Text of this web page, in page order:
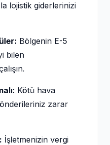
lojistik giderlerinizi
Bölgenin E-5
bilen
Kötü hava
zarar
İşletmenizin vergi